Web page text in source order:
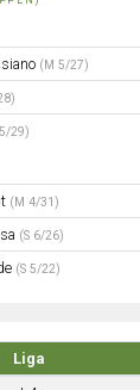
(M 5/27)
29)
(M 4/31)
(S 6/26)
(S 5/22)
Liga